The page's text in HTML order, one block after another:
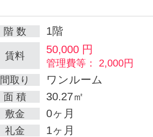
階 数 1階
賃料 50,000 円
管理費等： 2,000円
間取り
ワンルーム
面 積 30.27㎡
敷金 0ヶ月
礼金 1ヶ月